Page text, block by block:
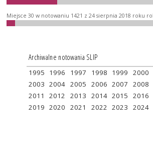
Miejsce 30 w notowaniu 1421 z 24 sierpnia 2018 roku
Archiwalne notowania SLIP
1995 1996 1997 1998 1999 2000
2003 2004 2005 2006 2007 2008
2011
2012 2013 2014 2015 2016
2019 2020 2021 2022 2023 2024